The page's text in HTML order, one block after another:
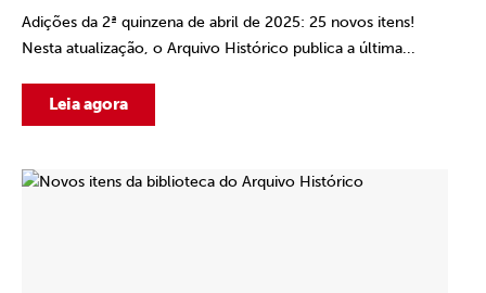
Adições da 2ª quinzena de abril de 2025: 25 novos itens!
Nesta atualização, o Arquivo Histórico publica a última...
Leia agora